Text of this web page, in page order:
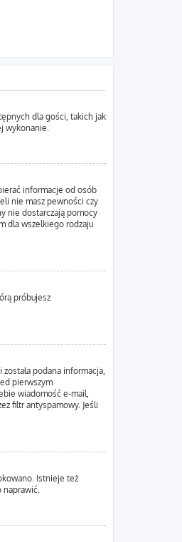
dla gości, takich jak
wykonanie.
informacje od osób
nie masz pewności czy
nie dostarczają pomocy
dla wszelkiego rodzaju
próbujesz
podana informacja,
pierwszym
wiadomość e-mail,
filtr antyspamowy. Jeśli
Istnieje też
naprawić.